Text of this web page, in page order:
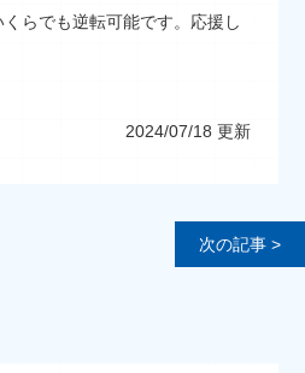
らでも逆転可能です。応援し
2024/07/18 更新
次の記事 >